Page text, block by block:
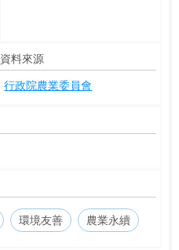
資料來源
行政院農業委員會
環境友善 農業永續